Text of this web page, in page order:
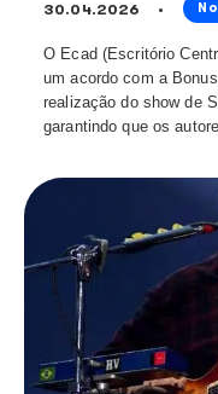
anos no
04.05.2026
Ecad relembra
tocadas em sua
Beth Carvalho